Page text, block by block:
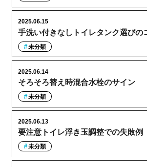
手洗い付きなしトイレタンク選びの
2025.06.15
未分類
そろそろ替え時混合水栓のサイン
2025.06.14
未分類
要注意トイレ浮き玉調整での失敗例
2025.06.13
未分類